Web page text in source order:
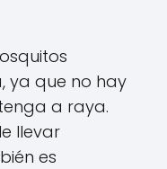
ya que no hay
a raya.
llevar
es